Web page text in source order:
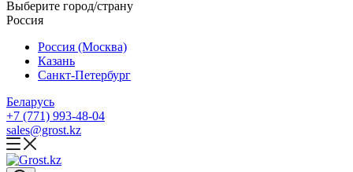
Выберите город/страну
Россия
Россия (Москва)
Казань
Санкт-Петербург
Беларусь
+7 (771) 993-48-04
sales@grost.kz